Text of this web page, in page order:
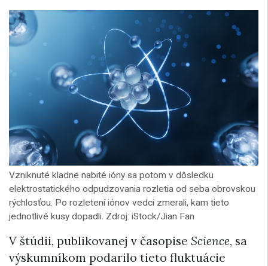
Vzniknuté kladne nabité ióny sa potom v dôsledku
elektrostatického odpudzovania rozletia od seba obrovskou
rýchlosťou. Po rozletení iónov vedci zmerali, kam tieto
jednotlivé kusy dopadli. Zdroj: iStock/Jian Fan
V štúdii, publikovanej v časopise Science, sa
výskumníkom podarilo tieto fluktuácie